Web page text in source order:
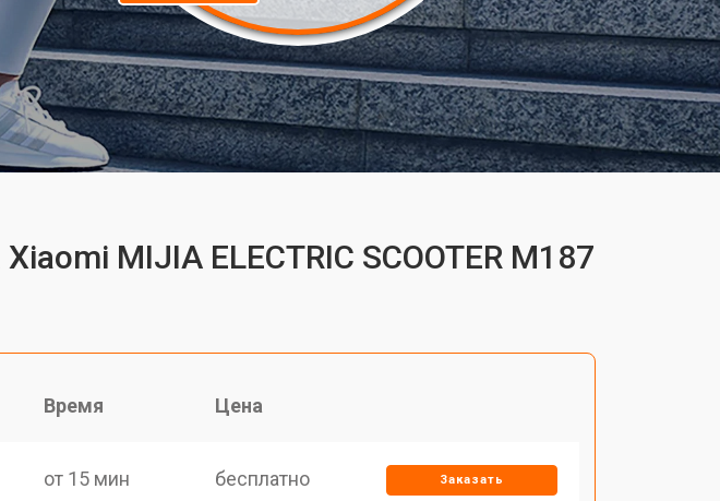
MIJIA ELECTRIC SCOOTER M187
Время Цена
от 15 мин бесплатно Заказать